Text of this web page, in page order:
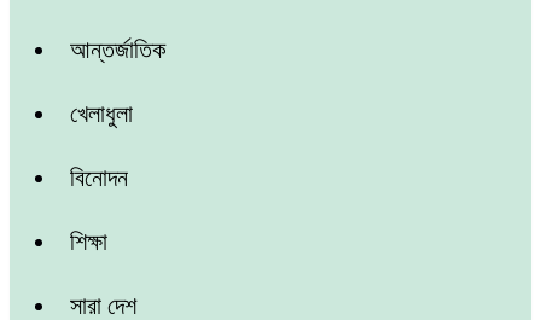
আন্তর্জাতিক
খেলাধুলা
বিনোদন
শিক্ষা
সারা দেশ